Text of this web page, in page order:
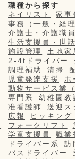
職種から探す
ネイリスト
家事
事務（一般・経
介護士・介護職
生活支援員・世話
施設管理
土地家
2-4tドライバー
調理補助
清掃
児童発達支援
ホ
動物サービス業
専門系
幼稚園教
准看護師
送迎ス
広報
ピッキング
フォークリフト
学童支援員
職業
ドライバー系
訪
バスドライバー